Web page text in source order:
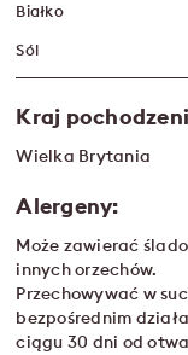
Białko
Sól
Kraj
Wielka Brytania
Alergeny:
Może zawierać
innych orzechów.
Przechowywać w
bezpośrednim
ciągu 30 dni od